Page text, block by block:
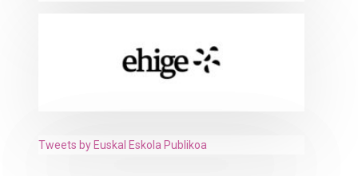
Tweets by Euskal Eskola Publikoa